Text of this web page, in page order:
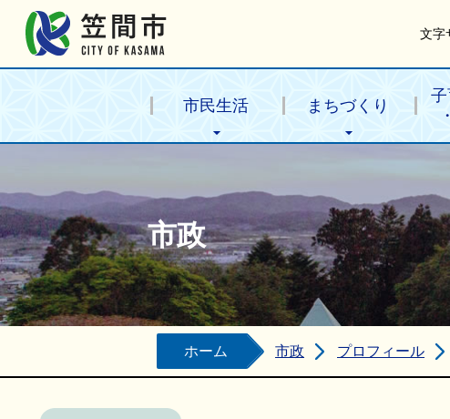
文字
市民生活 まちづくり
市政
ホーム 市政 プロフィール